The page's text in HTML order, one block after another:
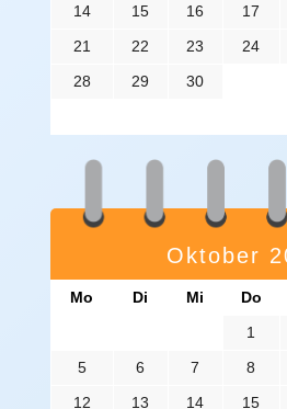
14
15 16 17
21
22 23 24
28
29 30
Oktober
Mo Di Mi Do
1
5
6 7 8
12
13 14 15